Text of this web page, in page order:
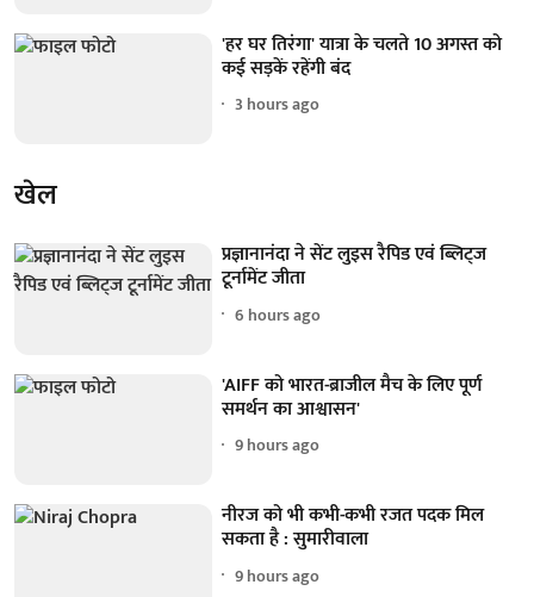
'हर घर तिरंगा' यात्रा के चलते 10 अगस्त को
कई सड़कें रहेंगी बंद
3 hours ago
खेल
प्रज्ञानानंदा ने सेंट लुइस रैपिड एवं ब्लिट्ज
टूर्नामेंट जीता
6 hours ago
'AIFF को भारत-ब्राजील मैच के लिए पूर्ण
समर्थन का आश्वासन'
9 hours ago
नीरज को भी कभी-कभी रजत पदक मिल
सकता है : सुमारीवाला
9 hours ago